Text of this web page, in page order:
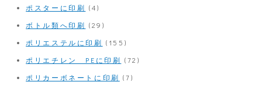
ポスターに印刷 (4)
ボトル類へ印刷 (29)
ポリエステルに印刷 (155)
ポリエチレン PEに印刷 (72)
ポリカーボネートに印刷 (7)